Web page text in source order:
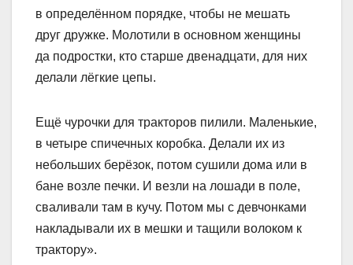
в определённом порядке, чтобы не мешать
друг дружке. Молотили в основном женщины
да подростки, кто старше двенадцати, для них
делали лёгкие цепы.
Ещё чурочки для тракторов пилили. Маленькие,
в четыре спичечных коробка. Делали их из
небольших берёзок, потом сушили дома или в
бане возле печки. И везли на лошади в поле,
сваливали там в кучу. Потом мы с девчонками
накладывали их в мешки и тащили волоком к
трактору».